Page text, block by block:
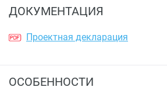
ДОКУМЕНТАЦИЯ
Проектная декларация
ОСОБЕННОСТИ